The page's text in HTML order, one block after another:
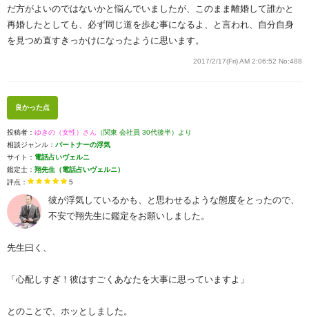
だ方がよいのではないかと悩んでいましたが、このまま離婚して誰かと
再婚したとしても、必ず同じ道を歩む事になるよ、と言われ、自分自身
を見つめ直すきっかけになったように思います。
2017/2/17(Fri) AM 2:06:52 No:488
良かった点
投稿者： ゆきの（女性）さん （関東 会社員 30代後半）より
相談ジャンル： パートナーの浮気
サイト： 電話占いヴェルニ
鑑定士： 翔先生（電話占いヴェルニ）
評点：
5
彼が浮気しているかも、と思わせるような態度をとったので、
不安で翔先生に鑑定をお願いしました。
先生曰く、
「心配しすぎ！彼はすごくあなたを大事に思っていますよ」
とのことで、ホッとしました。